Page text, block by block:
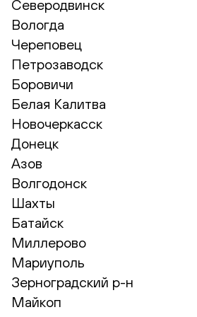
Северодвинск
Вологда
Череповец
Петрозаводск
Боровичи
Белая Калитва
Новочеркасск
Донецк
Азов
Волгодонск
Шахты
Батайск
Миллерово
Мариуполь
Зерноградский р-н
Майкоп